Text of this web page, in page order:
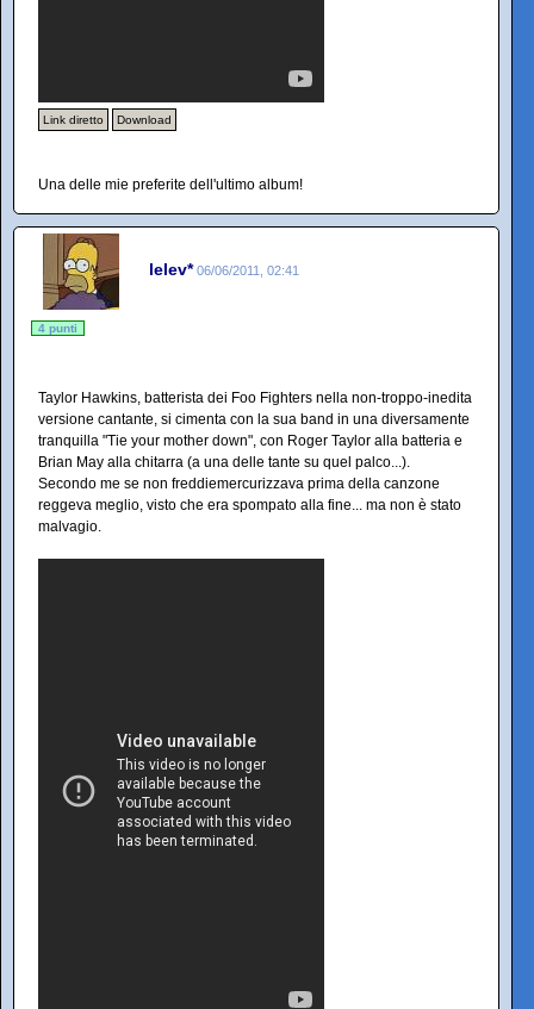
Link diretto Download
Una delle mie preferite dell'ultimo album!
lelev* 06/06/2011, 02:41
4 punti
Taylor Hawkins, batterista dei Foo Fighters nella non-troppo-inedita
versione cantante, si cimenta con la sua band in una diversamente
tranquilla "Tie your mother down", con Roger Taylor alla batteria e
Brian May alla chitarra (a una delle tante su quel palco...).
Secondo me se non freddiemercurizzava prima della canzone
reggeva meglio, visto che era spompato alla fine... ma non è stato
malvagio.